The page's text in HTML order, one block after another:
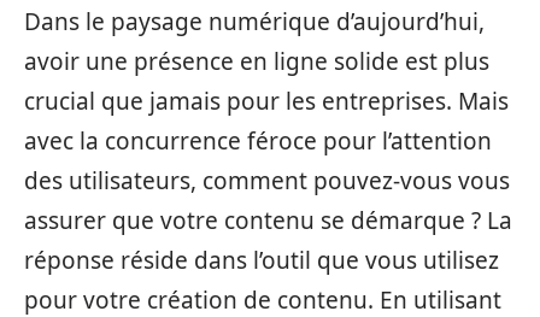
Dans le paysage numérique d’aujourd’hui,
avoir une présence en ligne solide est plus
crucial que jamais pour les entreprises. Mais
avec la concurrence féroce pour l’attention
des utilisateurs, comment pouvez-vous vous
assurer que votre contenu se démarque ? La
réponse réside dans l’outil que vous utilisez
pour votre création de contenu. En utilisant